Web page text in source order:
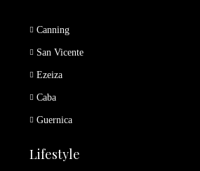
Canning
San Vicente
Ezeiza
Caba
Guernica
Lifestyle